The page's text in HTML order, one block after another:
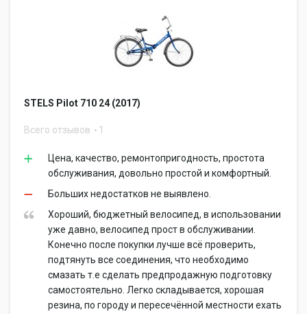
STELS Pilot 710 24 (2017)
Всего отзывов 1
Цена, качество, ремонтопригодность, простота
обслуживания, довольно простой и комфортный.
Больших недостатков не выявлено.
Хороший, бюджетный велосипед, в использовании
уже давно, велосипед прост в обслуживании.
Конечно после покупки лучше всё проверить,
подтянуть все соединения, что необходимо
смазать т.е сделать предпродажную подготовку
самостоятельно. Легко складывается, хорошая
резина, по городу и пересечённой местности ехать